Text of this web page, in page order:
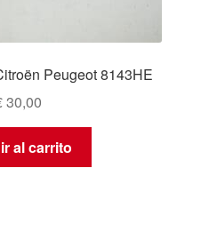
Peugeot 8143HE
30,00
al carrito